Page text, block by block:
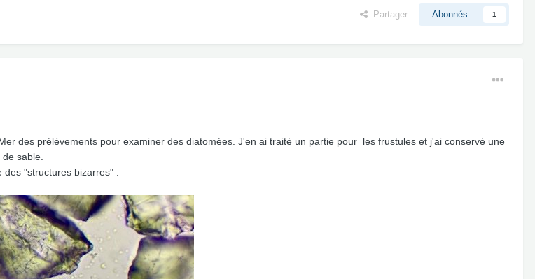
Partager Abonnés 1
des prélèvements pour examiner des diatomées. J'en ai traité un partie pour les frustules et j'ai conservé une
sable.
des "structures bizarres" :